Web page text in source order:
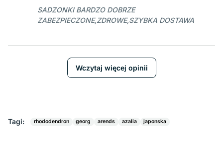
SADZONKI BARDZO DOBRZE
ZABEZPIECZONE,ZDROWE,SZYBKA DOSTAWA
Wczytaj więcej opinii
Tagi: rhododendron georg arends azalia japonska